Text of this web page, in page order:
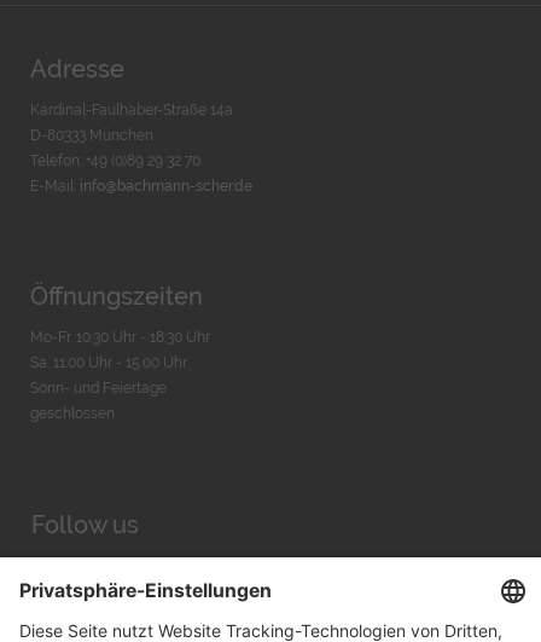
Adresse
Kardinal-Faulhaber-Straße 14a
D-80333 München
Telefon: +49 (0)89 29 32 70
E-Mail:
info@bachmann-scher.de
Öffnungszeiten
Mo-Fr. 10:30 Uhr - 18:30 Uhr
Sa. 11:00 Uhr - 15.00 Uhr
Sonn- und Feiertage
geschlossen
Follow us
Instagram